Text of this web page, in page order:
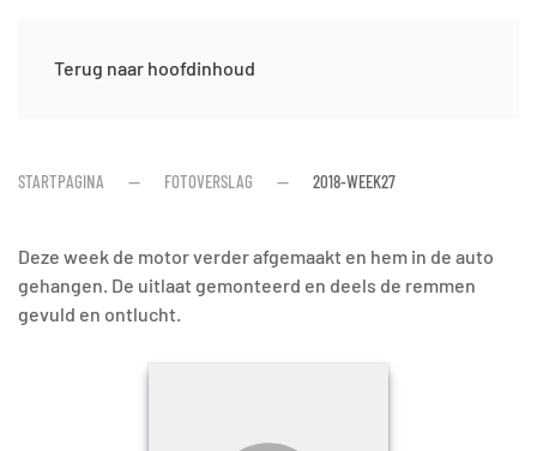
Terug naar hoofdinhoud
STARTPAGINA FOTOVERSLAG 2018-WEEK27
Deze week de motor verder afgemaakt en hem in de auto
gehangen. De uitlaat gemonteerd en deels de remmen
gevuld en ontlucht.